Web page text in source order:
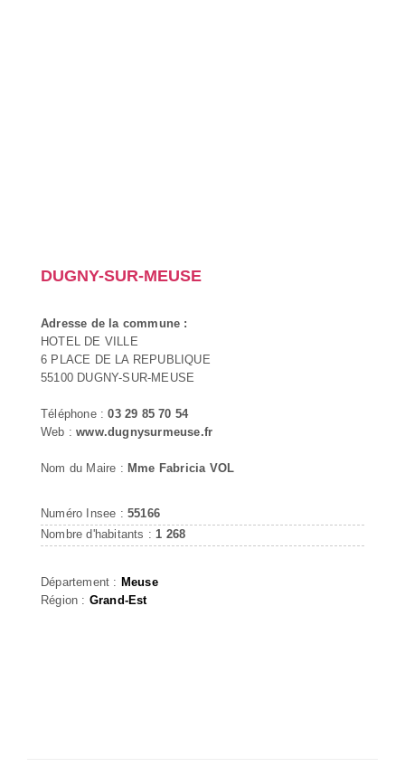
DUGNY-SUR-MEUSE
Adresse de la commune :
HOTEL DE VILLE
6 PLACE DE LA REPUBLIQUE
55100 DUGNY-SUR-MEUSE
Téléphone :03 29 85 70 54
Web :www.dugnysurmeuse.fr
Nom du Maire : Mme Fabricia VOL
Numéro Insee : 55166
Nombre d'habitants : 1 268
Département : Meuse
Région : Grand-Est